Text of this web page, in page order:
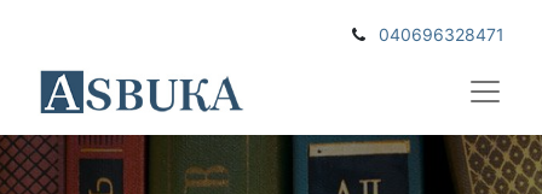
040696328471